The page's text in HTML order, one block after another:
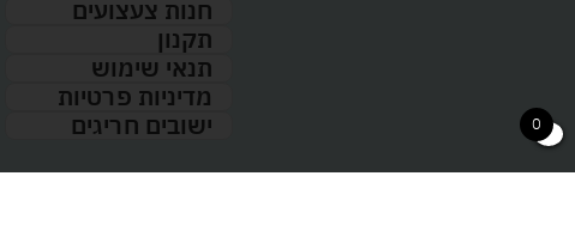
חנות צעצועים
תקנון
תנאי שימוש
מדיניות פרטיות
ישובים חריגים
0